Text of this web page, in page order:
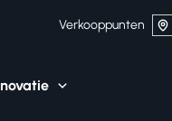
Verkooppunten